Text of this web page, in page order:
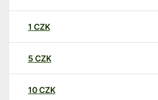
1 CZK
5 CZK
10CZK